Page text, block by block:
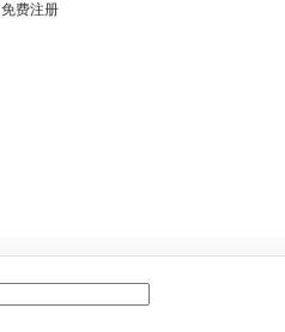
免费注册